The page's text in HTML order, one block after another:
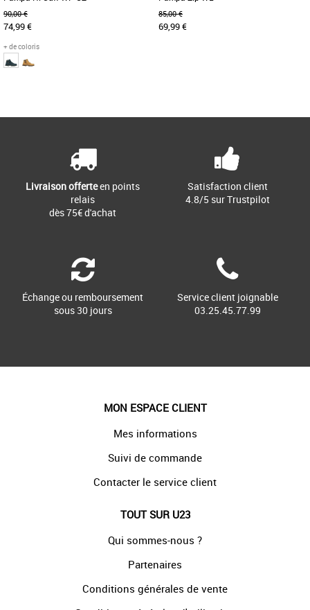
90,00 €
74,99 €
+ de coloris
85,00 €
69,99 €
Livraison offerteen points
relais
dès 75€ d'achat
Satisfaction client
4.8/5 sur Trustpilot
Échange ou remboursement
sous 30 jours
Service client joignable
03.25.45.77.99
MON ESPACE CLIENT
Mes informations
Suivi de commande
Contacter le service client
TOUT SUR U23
Qui sommes-nous ?
Partenaires
Conditions générales de vente